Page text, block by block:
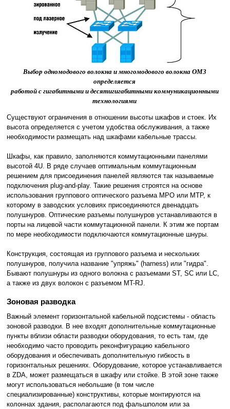
Выбор одномодового волокна и многомодового волокна OM3
определяется
работой с гигабитными и десятигигабитными коммуникационными
технологиями
Существуют ограничения в отношении высоты шкафов и стоек. Их
высота определяется с учетом удобства обслуживания, а также
необходимости размещать над шкафами кабельные трассы.
Шкафы, как правило, заполняются коммутационными панелями
высотой 4U. В ряде случаев оптимальным коммутационным
решением для присоединения панелей являются так называемые
подключения plug-and-play. Такие решения строятся на основе
использования группового оптического разъема MPO или MTP, к
которому в заводских условиях присоединяются двенадцать
полушнуров. Оптические разъемы полушнуров устанавливаются в
порты на лицевой части коммутационной панели. К этим же портам
по мере необходимости подключаются коммутационные шнуры.
Конструкция, состоящая из группового разъема и нескольких
полушнуров, получила название "упряжь" (harness) или "гидра".
Бывают полушнуры из одного волокна с разъемами ST, SC или LC,
а также из двух волокон с разъемом MT-RJ.
Зоновая разводка
Важный элемент горизонтальной кабельной подсистемы - область
зоновой разводки. В нее входят дополнительные коммутационные
пункты вблизи области разводки оборудования, то есть там, где
необходимо часто проводить реконфигурацию кабельного
оборудования и обеспечивать дополнительную гибкость в
горизонтальных решениях. Оборудование, которое устанавливается
в ZDA, может размещаться в шкафу или стойке. В этой зоне также
могут использоваться небольшие (в том числе
специализированные) конструктивы, которые монтируются на
колоннах здания, располагаются под фальшполом или за